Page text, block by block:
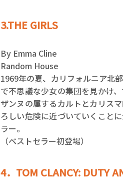
3.THE GIRLS
By Emma Cline
Random House
1969年の夏、カリフォルニア北
で不思議な少女の集団を見かけ
ザンヌの属するカルトとカリス
ろしい危険に近づいていくこと
ラー。
（ベストセラー初登場）
4．TOM CLANCY: DUTY